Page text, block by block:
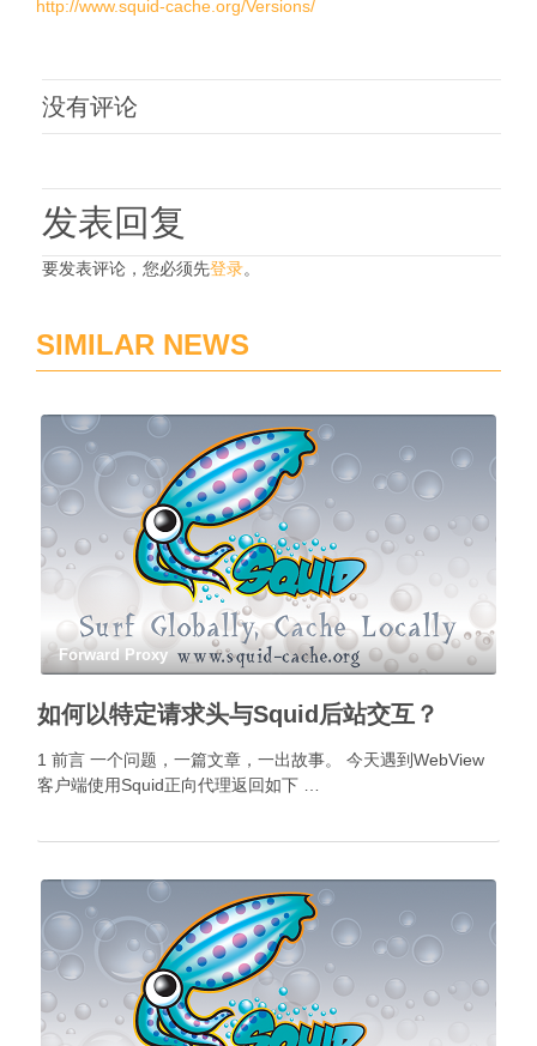
http://www.squid-cache.org/Versions/
没有评论
发表回复
要发表评论，您必须先登录。
SIMILAR NEWS
Forward Proxy
如何以特定请求头与Squid后站交互？
1 前言 一个问题，一篇文章，一出故事。 今天遇到WebView
客户端使用Squid正向代理返回如下 …